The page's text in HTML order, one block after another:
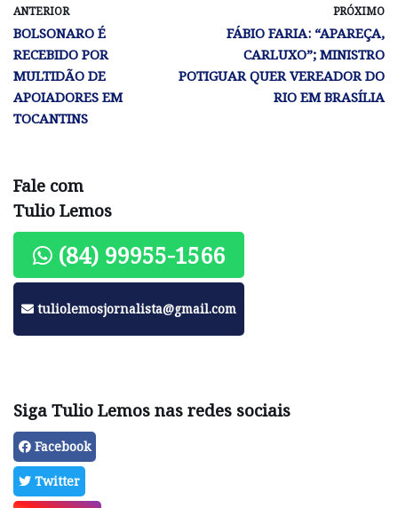
ANTERIOR
BOLSONARO É
RECEBIDO POR
MULTIDÃO DE
APOIADORES EM
TOCANTINS
PRÓXIMO
FÁBIO FARIA: “APAREÇA,
CARLUXO”; MINISTRO
POTIGUAR QUER VEREADOR DO
RIO EM BRASÍLIA
Fale com
Tulio Lemos
(84) 99955-1566
tuliolemosjornalista@gmail.com
Siga Tulio Lemos nas redes sociais
Facebook
Twitter